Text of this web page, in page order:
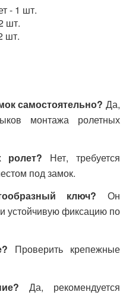
- 1 шт.
шт.
шт.
самостоятельно? Да,
монтажа ролетных
Нет, требуется
под замок.
ключ? Он
устойчивую фиксацию по
Проверить крепежные
Да, рекомендуется